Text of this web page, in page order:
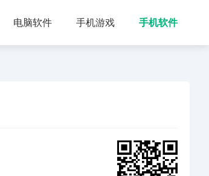
电脑软件 手机游戏 手机软件